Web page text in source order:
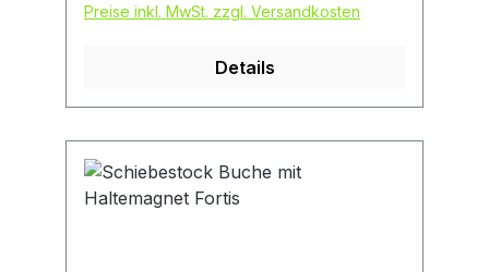
Preise inkl. MwSt. zzgl. Versandkosten
Details